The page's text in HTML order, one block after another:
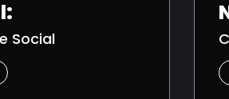
Social